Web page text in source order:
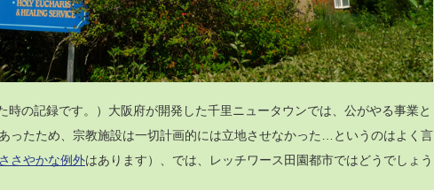
時の記録です。）大阪府が開発した千里ニュータウンでは、公がやる事業と
ったため、宗教施設は一切計画的には立地させなかった…というのはよく言
ささやかな例外はあります）、では、レッチワース田園都市ではどうでしょう